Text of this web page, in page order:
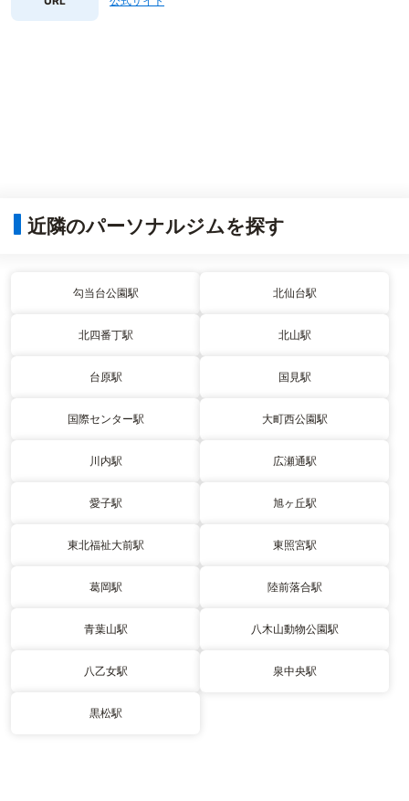
近隣のパーソナルジムを探す
勾当台公園駅 北仙台駅
北四番丁駅 北山駅
台原駅 国見駅
国際センター駅 大町西公園駅
川内駅 広瀬通駅
愛子駅 旭ヶ丘駅
東北福祉大前駅 東照宮駅
葛岡駅 陸前落合駅
青葉山駅 八木山動物公園駅
八乙女駅 泉中央駅
黒松駅